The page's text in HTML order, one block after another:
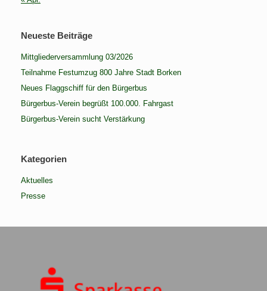
Neueste Beiträge
Mittgliederversammlung 03/2026
Teilnahme Festumzug 800 Jahre Stadt Borken
Neues Flaggschiff für den Bürgerbus
Bürgerbus-Verein begrüßt 100.000. Fahrgast
Bürgerbus-Verein sucht Verstärkung
Kategorien
Aktuelles
Presse